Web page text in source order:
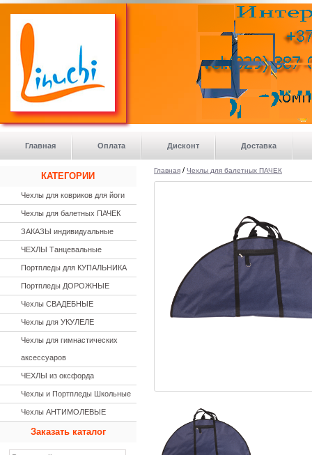
>
Главная Оплата Дисконт Доставка
КАТЕГОРИИ
Чехлы для ковриков для йоги
Чехлы для балетных ПАЧЕК
ЗАКАЗЫ индивидуальные
ЧЕХЛЫ Танцевальные
Портпледы для КУПАЛЬНИКА
Портпледы ДОРОЖНЫЕ
Чехлы СВАДЕБНЫЕ
Чехлы для УКУЛЕЛЕ
Чехлы для гимнастических
аксессуаров
ЧЕХЛЫ из оксфорда
Чехлы и Портпледы Школьные
Чехлы АНТИМОЛЕВЫЕ
Заказать каталог
Главная / Чехлы для балетных ПАЧЕК